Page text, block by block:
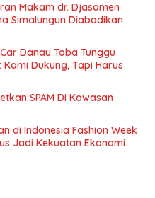
Makam dr. Djasamen
Simalungun Diabadikan
Danau Toba Tunggu
Dukung, Tapi Harus
SPAM Di Kawasan
di Indonesia Fashion Week
Jadi Kekuatan Ekonomi